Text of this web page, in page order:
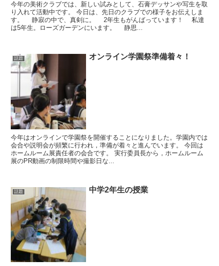
今年の美術クラブでは、新しい試みとして、石膏デッサンや写生を取
り入れて活動中です。 今日は、先日のクラブでの様子をお伝えしま
す。 静寂の中で、真剣に。 2年生もがんばっています！ 私達
は5年生。ローズガーデンにいます。 静思...
話題 オンライン学園祭準備着々！
今年はオンラインで学園祭を開催することになりました。学園内では
会合や説明会が頻繁に行われ，準備が着々と進んでいます。 今回は
ホームルーム展責任者の会合です。 実行委員長から，ホームルーム
展のPR動画の制限時間や撮影日な...
話題 中学2年生の授業